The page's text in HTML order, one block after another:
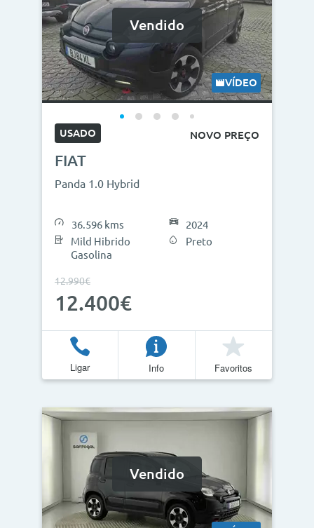
Vendido
VÍDEO
USADO NOVO PREÇO
FIAT
Panda 1.0 Hybrid
36.596 kms
Mild Hibrido
Gasolina
2024
Preto
12.990€
12.400€
Ligar Info Favoritos
Vendido